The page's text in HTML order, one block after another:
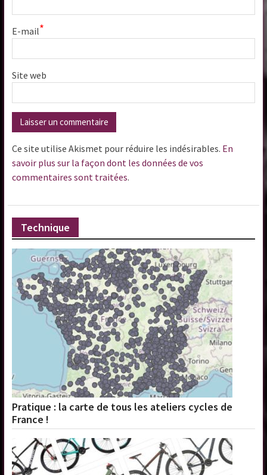
E-mail*
Site web
Ce site utilise Akismet pour réduire les indésirables. En
savoir plus sur la façon dont les données de vos
commentaires sont traitées.
Technique
Pratique : la carte de tous les ateliers cycles de
France !